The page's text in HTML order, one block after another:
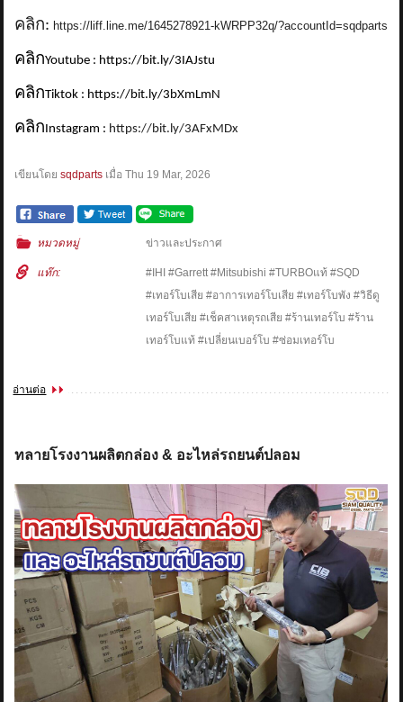
คลิก: https://liff.line.me/1645278921-kWRPP32q/?accountId=sqdparts
คลิกYoutube : https://bit.ly/3IAJstu
คลิกTiktok : https://bit.ly/3bXmLmN
คลิก Instagram : https://bit.ly/3AFxMDx
เขียนโดยsqdparts เมื่อThu 19 Mar, 2026
หมวดหมู่ ข่าวและประกาศ
แท๊ก:
#IHI #Garrett #Mitsubishi #TURBOแท้ #SQD
#เทอร์โบเสีย #อาการเทอร์โบเสีย #เทอร์โบพัง #วิธีดู
เทอร์โบเสีย #เช็คสาเหตุรถเสีย #ร้านเทอร์โบ #ร้าน
เทอร์โบแท้ #เปลี่ยนเบอร์โบ #ซ่อมเทอร์โบ
อ่านต่อ
ทลายโรงงานผลิตกล่อง & อะไหล่รถยนต์ปลอม